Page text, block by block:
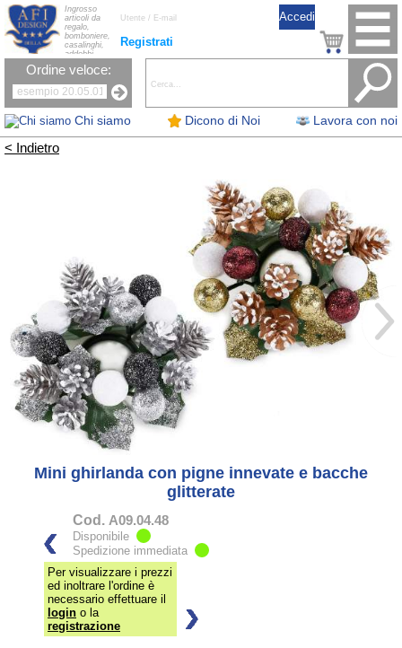
Chi siamo Dicono di Noi Lavora con noi
Registrati
Ingrosso
articoli da
regalo,
bomboniere,
casalinghi,
addobbi
natalizi, nastri,
oggettistica,
la tavola, fiori
artificiali e
candele.
Ordine veloce:
< Indietro
Mini ghirlanda con pigne innevate e bacche
glitterate
Cod. A09.04.48
Disponibile
Spedizione immediata
Per visualizzare i prezzi
ed inoltrare l'ordine è
necessario effettuare il
login o la
registrazione